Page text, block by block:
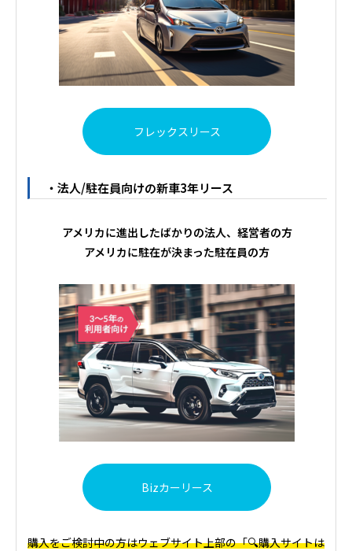
フレックスリース
・法人/駐在員向けの新車3年リース
アメリカに進出したばかりの法人、経営者の方
アメリカに駐在が決まった駐在員の方
Bizカーリース
購入をご検討中の方はウェブサイト上部の「🔍購入サイトは